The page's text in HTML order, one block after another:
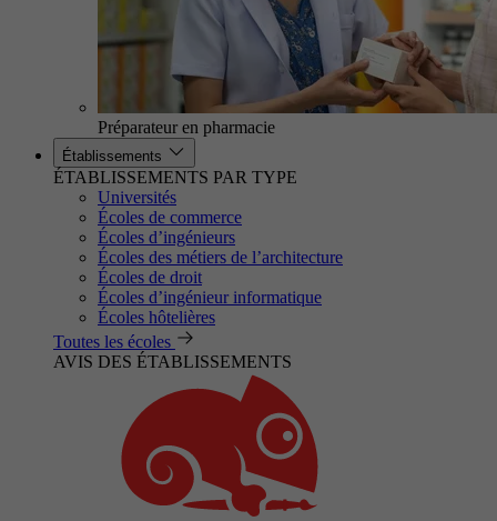
Préparateur en pharmacie
Établissements
ÉTABLISSEMENTS PAR TYPE
Universités
Écoles de commerce
Écoles d’ingénieurs
Écoles des métiers de l’architecture
Écoles de droit
Écoles d’ingénieur informatique
Écoles hôtelières
Toutes les écoles
AVIS DES ÉTABLISSEMENTS